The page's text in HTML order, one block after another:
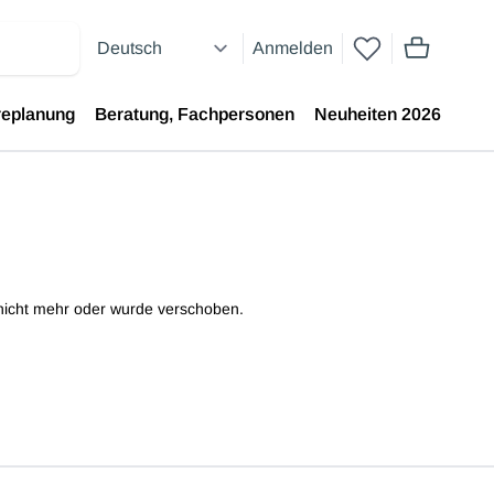
Anmelden
Artikel im
Beratung, Fachpersonen Neuheiten 2026
mehr oder wurde verschoben.